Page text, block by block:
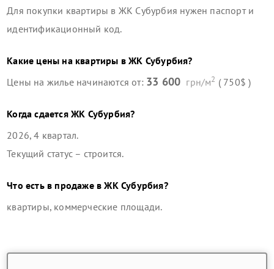
Для покупки квартиры в ЖК Субурбия нужен паспорт и
идентификационный код.
Какие цены на квартиры вЖК Субурбия?
Цены на жилье начинаются от: 33 600 грн/м2 ( 750$ )
Когда сдаетсяЖК Субурбия?
2026, 4 квартал.
Текущий статус – строится.
Что есть в продаже вЖК Субурбия?
квартиры, коммерческие площади.